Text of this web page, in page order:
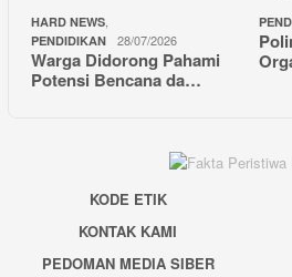
HARD NEWS
PENDIDIKAN 28/07/2026
Warga Didorong Pahami
Potensi Bencana da…
KODE ETIK
KONTAK KAMI
PEDOMAN MEDIA SIBER